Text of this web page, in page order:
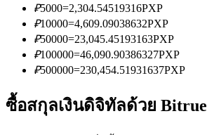
แนะนำ
₽5000=2,304.54519316PXP
₽10000=4,609.09038632PXP
₽50000=23,045.45193163PXP
₽100000=46,090.90386327PXP
₽500000=230,454.51931637PXP
ซื้อสกุลเงินดิจิทัลด้วย Bitrue